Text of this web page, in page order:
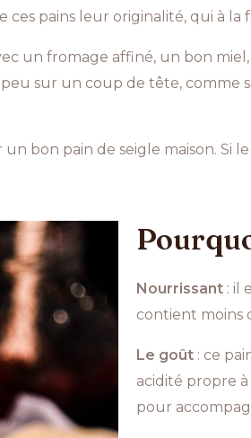
pains leur originalité, qui à
un fromage affiné, un bon
sur un coup de tête,
bon pain de seigle maison.
Nourrissant : il
contient moins
Le goût : ce
acidité propre
pour